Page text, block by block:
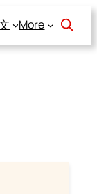
More